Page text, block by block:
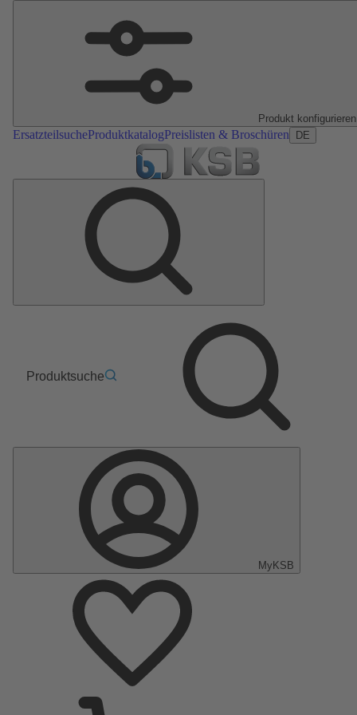
Produkt konfigurieren
ErsatzteilsucheProduktkatalogPreislisten & Broschüren DE
Produktsuche
MyKSB